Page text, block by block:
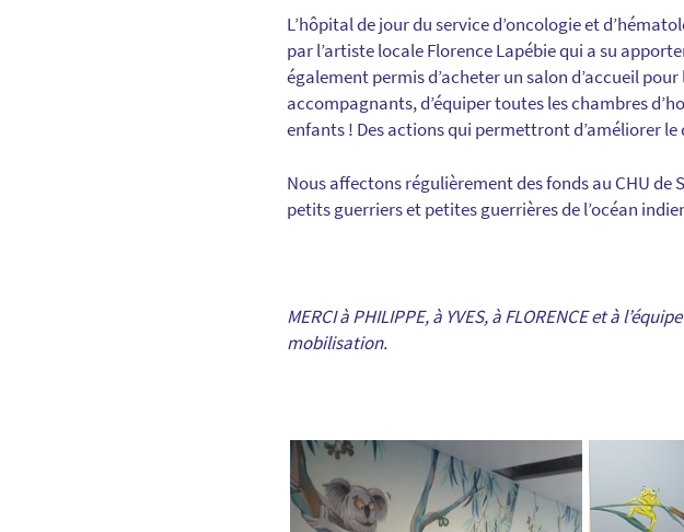
L’hôpital de jour du service d’oncologie et
par l’artiste locale Florence Lapébie qui a su
également permis d’acheter un salon d’accueil
accompagnants, d’équiper toutes les chambres
enfants ! Des actions qui permettront d’améliorer
Nous affectons régulièrement des fonds au CHU de
petits guerriers et petites guerrières de l’océan
MERCI à PHILIPPE, à YVES, à FLORENCE et à
mobilisation.